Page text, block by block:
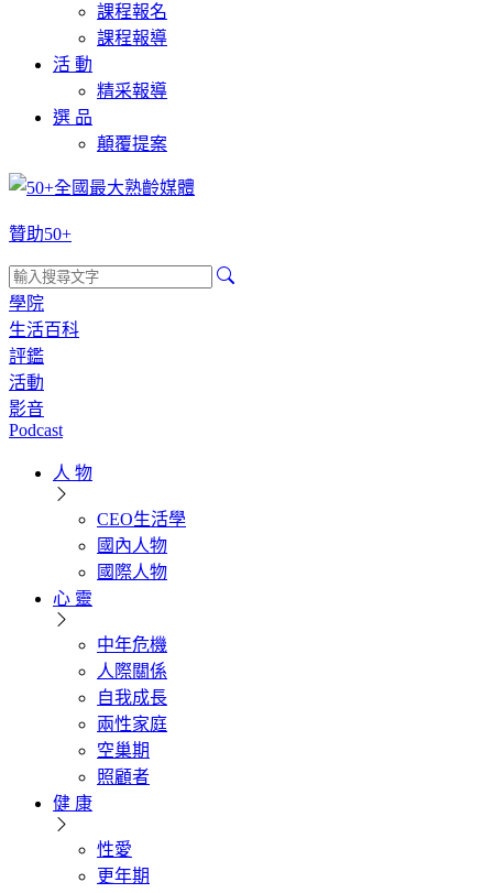
課程報名
課程報導
活 動
精采報導
選 品
顛覆提案
贊助50+
學院
生活百科
評鑑
活動
影音
Podcast
人 物
CEO生活學
國內人物
國際人物
心 靈
中年危機
人際關係
自我成長
兩性家庭
空巢期
照顧者
健 康
性愛
更年期